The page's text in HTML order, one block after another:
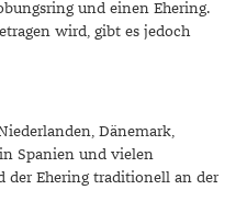
und einen Ehering.
wird, gibt es jedoch
Dänemark,
Spanien und vielen
der Ehering traditionell an der